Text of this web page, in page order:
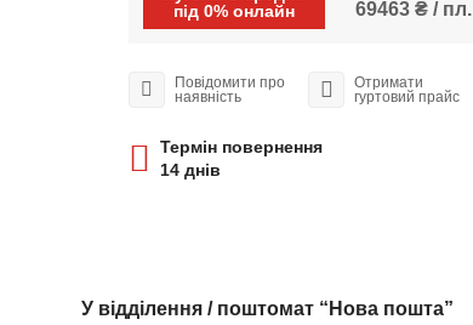
під 0% онлайн
69463 ₴ / пл.
Повідомити про
наявність
Отримати
гуртовий прайс
Термін повернення
14 днів
У відділення / поштомат “Нова пошта”